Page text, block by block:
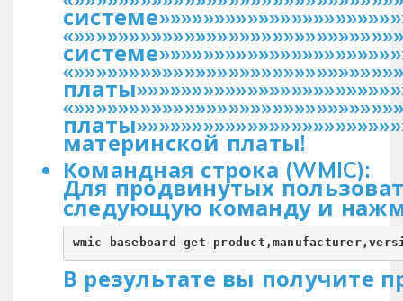
материнской платы!
Командная строка (WMIC):
Для продвинутых
следующую команду и
wmic baseboard get
В результате вы получите